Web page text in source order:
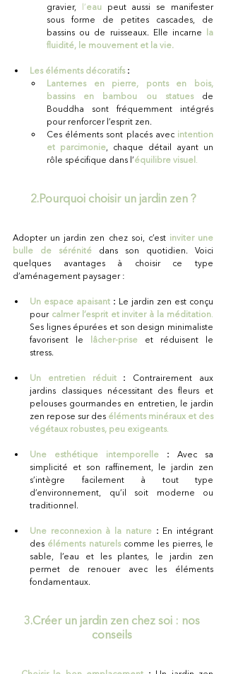
gravier, l’eau peut aussi se manifester
sous forme de petites cascades, de
bassins ou de ruisseaux. Elle incarne
la
fluidité, le mouvement et la vie.
Les éléments décoratifs :
Lanternes en pierre, ponts en bois,
bassins en bambou ou statues de
Bouddha sont fréquemment intégrés
pour renforcer l’esprit zen.
Ces éléments sont placés avec intention
et parcimonie, chaque détail ayant un
rôle spécifique dans l’équilibre visuel .
2.Pourquoi choisir un jardin zen ?
Adopter un jardin zen chez soi, c’est inviter une
bulle de sérénité
dans son quotidien. Voici
quelques avantages à choisir ce type
d’aménagement paysager :
Un espace apaisant : Le jardin zen est conçu
pour calmer l’esprit et inviter à la méditation.
Ses lignes épurées et son design minimaliste
favorisent le
lâcher-prise
et réduisent le
stress.
Un entretien réduit : Contrairement aux
jardins classiques nécessitant des fleurs et
pelouses gourmandes en entretien, le jardin
zen repose sur des éléments minéraux et des
végétaux robustes, peu exigeants.
Une esthétique intemporelle : Avec sa
simplicité et son raffinement, le jardin zen
s’intègre facilement à tout type
d’environnement, qu’il soit moderne ou
traditionnel.
Une reconnexion à la nature : En intégrant
des éléments naturels comme les pierres, le
sable, l’eau et les plantes, le jardin zen
permet de renouer avec les éléments
fondamentaux.
3.Créer un jardin zen chez soi : nos
conseils